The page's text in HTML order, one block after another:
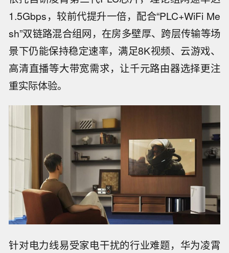
1.5Gbps，较前代提升一倍，配合“PLC+WiFi Me
sh”双链路混合组网，在房多壁厚、跨层传输等场
景下仍能保持稳定速率，满足8K视频、云游戏、
高清直播等大带宽需求，让千元路由器选择更注
重实际体验。
针对电力线易受家电干扰的行业难题，华为凌霄